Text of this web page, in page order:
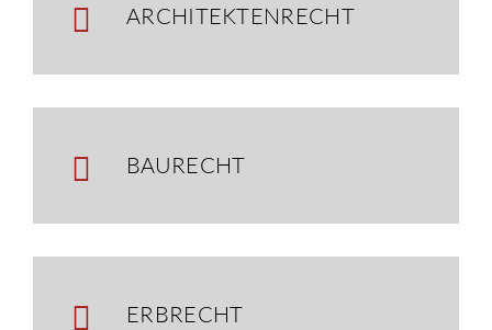
ARCHITEKTENRECHT
BAURECHT
ERBRECHT